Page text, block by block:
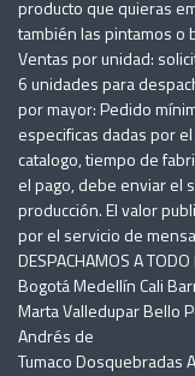
producto que quieras
también las pintamos o
Ventas por unidad:
6 unidades para
por mayor: Pedido
especificas dadas por
catalogo, tiempo de
el pago, debe enviar el
producción. El valor
por el servicio de
DESPACHAMOS A TODO
Bogotá Medellín Cali
Marta Valledupar Bello
Andrés de
Tumaco Dosquebradas